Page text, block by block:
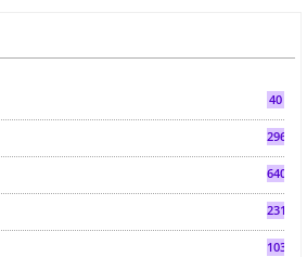
40
296
640
2317
103